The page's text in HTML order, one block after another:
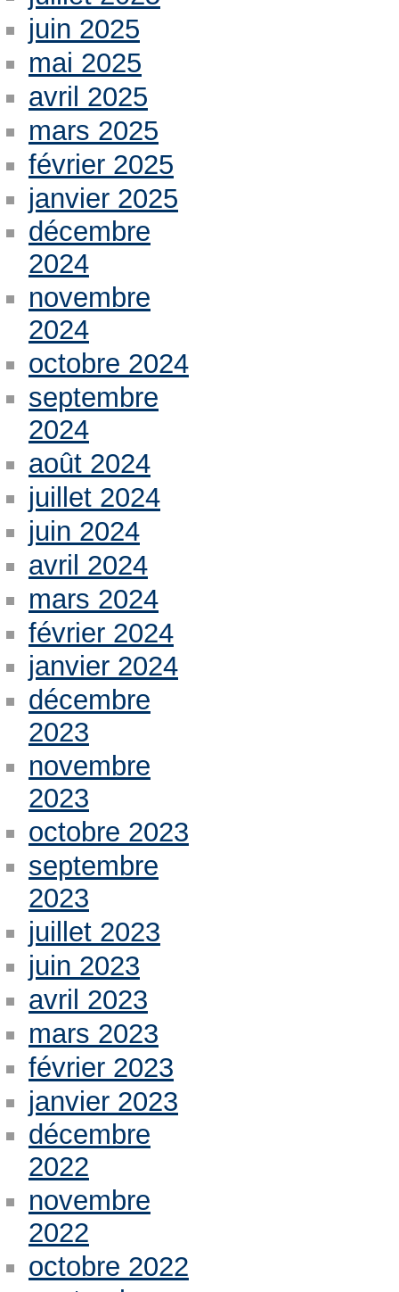
juin 2025
mai 2025
avril 2025
mars 2025
février 2025
janvier 2025
décembre
2024
novembre
2024
octobre 2024
septembre
2024
août 2024
juillet 2024
juin 2024
avril 2024
mars 2024
février 2024
janvier 2024
décembre
2023
novembre
2023
octobre 2023
septembre
2023
juillet 2023
juin 2023
avril 2023
mars 2023
février 2023
janvier 2023
décembre
2022
novembre
2022
octobre 2022